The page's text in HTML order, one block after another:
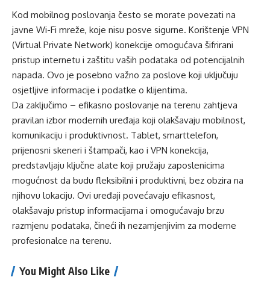
Kod mobilnog poslovanja često se morate povezati na
javne Wi-Fi mreže, koje nisu posve sigurne. Korištenje VPN
(Virtual Private Network) konekcije omogućava šifrirani
pristup internetu i zaštitu vaših podataka od potencijalnih
napada. Ovo je posebno važno za poslove koji uključuju
osjetljive informacije i podatke o klijentima.
Da zaključimo – efikasno poslovanje na terenu zahtjeva
pravilan izbor modernih uređaja koji olakšavaju mobilnost,
komunikaciju i produktivnost. Tablet, smarttelefon,
prijenosni skeneri i štampači, kao i VPN konekcija,
predstavljaju ključne alate koji pružaju zaposlenicima
mogućnost da budu fleksibilni i produktivni, bez obzira na
njihovu lokaciju. Ovi uređaji povećavaju efikasnost,
olakšavaju pristup informacijama i omogućavaju brzu
razmjenu podataka, čineći ih nezamjenjivim za moderne
profesionalce na terenu.
You Might Also Like